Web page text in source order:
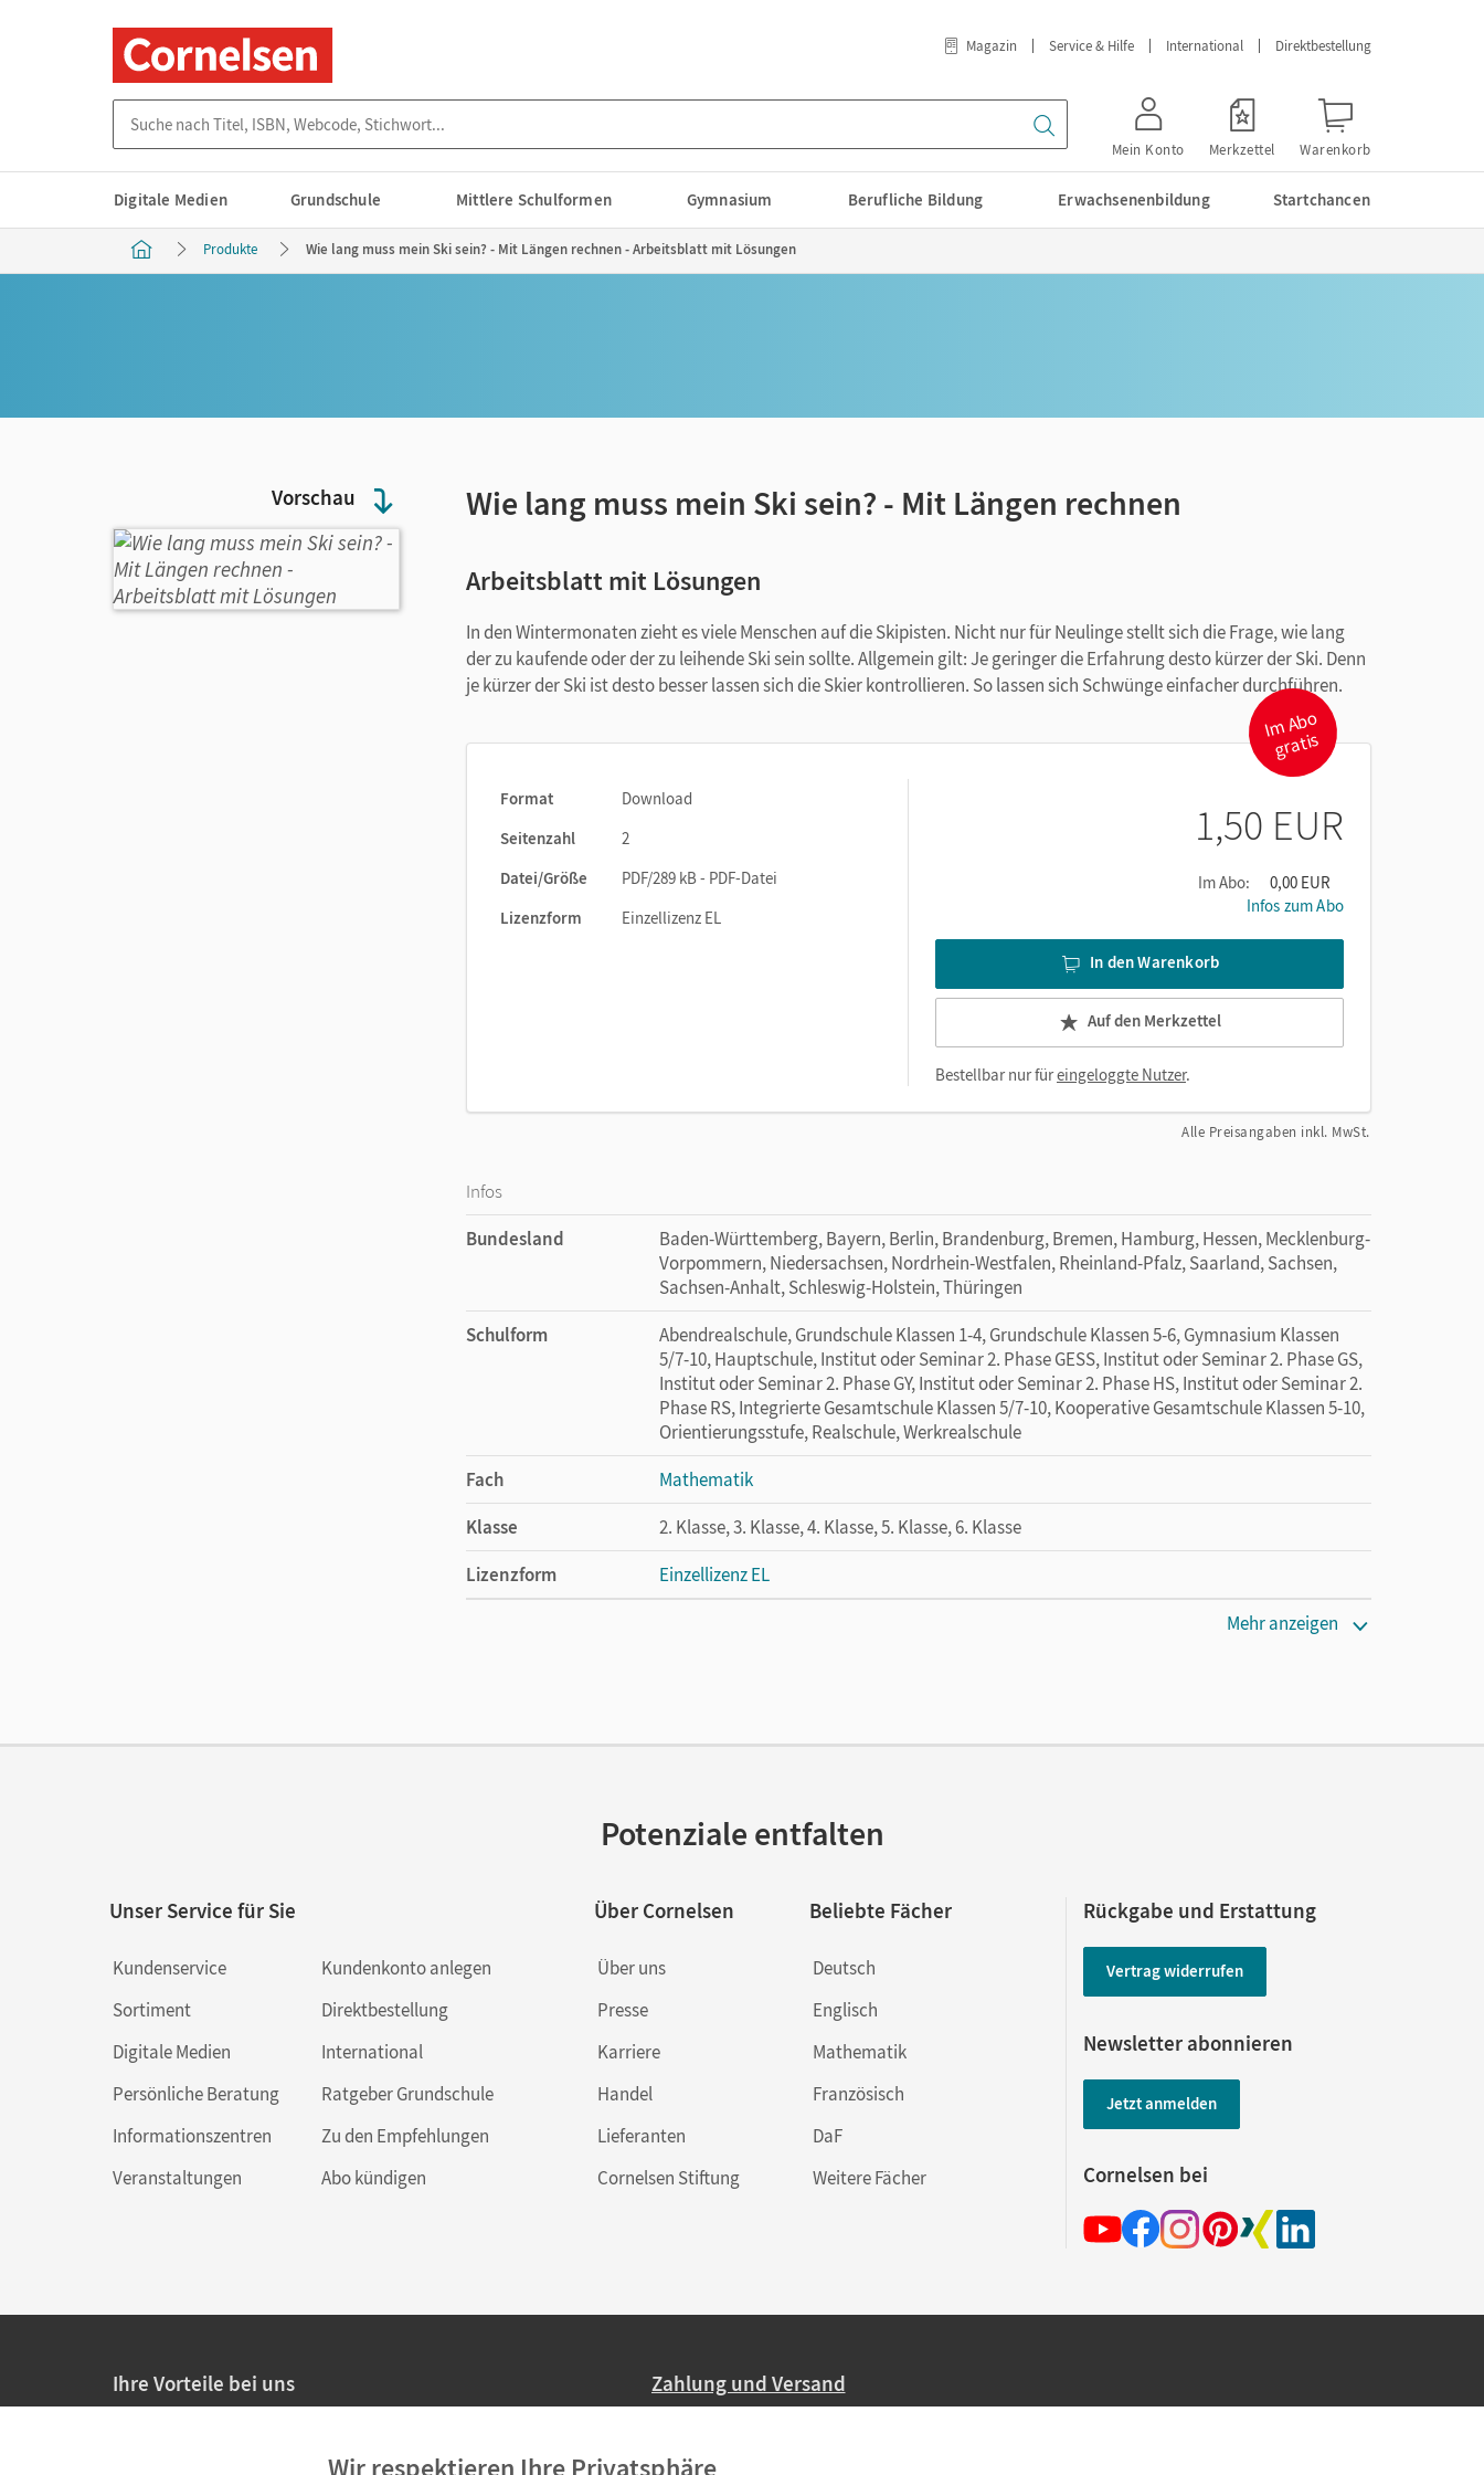
Magazin Service & Hilfe International Direktbestellung
Mein Konto Merkzettel Warenkorb
Digitale Medien Grundschule Mittlere Schulformen Gymnasium Berufliche Bildung Erwachsenenbildung Startchancen
Produkte Wie lang muss mein Ski sein? - Mit Längen rechnen - Arbeitsblatt mit Lösungen
Vorschau Wie lang muss mein Ski sein? - Mit Längen rechnen
Arbeitsblatt mit Lösungen
In den Wintermonaten zieht es viele Menschen auf die Skipisten. Nicht nur für Neulinge stellt sich die Frage, wie lang
der zu kaufende oder der zu leihende Ski sein sollte. Allgemein gilt: Je geringer die Erfahrung desto kürzer der Ski. Denn
je kürzer der Ski ist desto besser lassen sich die Skier kontrollieren. So lassen sich Schwünge einfacher durchführen.
Format
Download
Seitenzahl
2
Datei/Größe
PDF/289 kB - PDF-Datei
Lizenzform
Einzellizenz EL
I
m
A
b
o
gr
atis
1,50 EUR
Im Abo:
0,00 EUR
Infos zum Abo
In den Warenkorb
Auf den Merkzettel
Bestellbar nur füreingeloggte Nutzer.
Alle Preisangaben inkl. MwSt.
Infos
Bundesland
Baden-Württemberg, Bayern, Berlin, Brandenburg, Bremen, Hamburg, Hessen, Mecklenburg-
Vorpommern, Niedersachsen, Nordrhein-Westfalen, Rheinland-Pfalz, Saarland, Sachsen,
Sachsen-Anhalt, Schleswig-Holstein, Thüringen
Schulform
Abendrealschule, Grundschule Klassen 1-4, Grundschule Klassen 5-6, Gymnasium Klassen
5/7-10, Hauptschule, Institut oder Seminar 2. Phase GESS, Institut oder Seminar 2. Phase GS,
Institut oder Seminar 2. Phase GY, Institut oder Seminar 2. Phase HS, Institut oder Seminar 2.
Phase RS, Integrierte Gesamtschule Klassen 5/7-10, Kooperative Gesamtschule Klassen 5-10,
Orientierungsstufe, Realschule, Werkrealschule
Fach
Mathematik
Klasse
2. Klasse, 3. Klasse, 4. Klasse, 5. Klasse, 6. Klasse
Lizenzform
Einzellizenz EL
Mehr anzeigen
Potenziale entfalten
Unser Service für Sie
Kundenservice
Sortiment
Digitale Medien
Persönliche Beratung
Informationszentren
Veranstaltungen
Kundenkonto anlegen
Direktbestellung
International
Ratgeber Grundschule
Zu den Empfehlungen
Abo kündigen
Über Cornelsen
Über uns
Presse
Karriere
Handel
Lieferanten
Cornelsen Stiftung
Beliebte Fächer
Deutsch
Englisch
Mathematik
Französisch
DaF
Weitere Fächer
Rückgabe und Erstattung
Vertrag widerrufen
Newsletter abonnieren
Jetzt anmelden
Cornelsen bei
Ihre Vorteile bei uns Zahlung und Versand
Wir respektieren Ihre Privatsphäre